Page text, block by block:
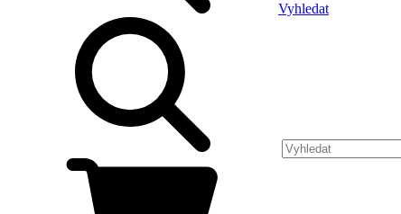
Vyhledat